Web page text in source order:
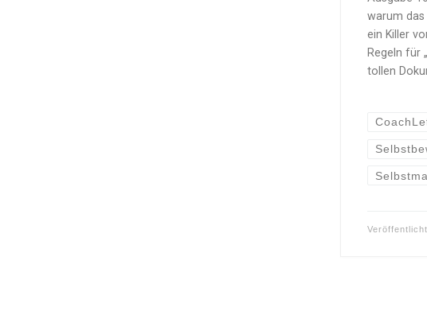
warum
ein Killer
Regeln für
tollen
Veröffentlicht